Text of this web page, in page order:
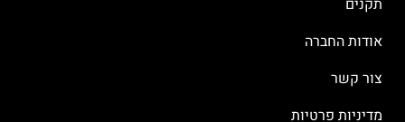
תקנים
אודות החברה
צור קשר
מדיניות פרטיות